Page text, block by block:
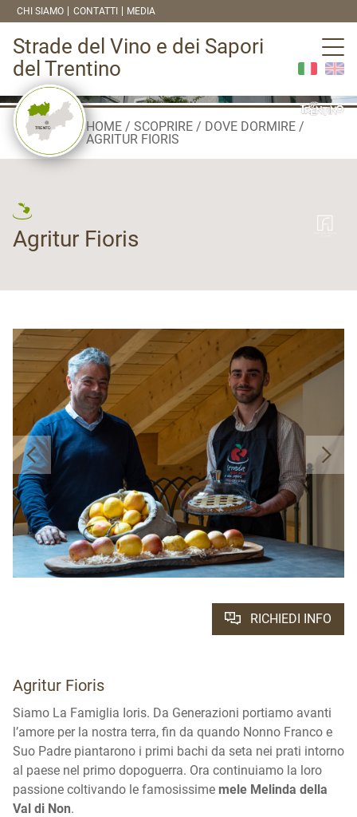
CHI SIAMO CONTATTI MEDIA
Strade del Vino e dei Sapori
del Trentino
HOME SCOPRIRE
DOVE DORMIRE
AGRITUR FIORIS
Agritur Fioris
RICHIEDI INFO
Agritur Fioris
Siamo La Famiglia Ioris. Da Generazioni portiamo avanti
l’amore per la nostra terra, fin da quando Nonno Franco e
Suo Padre piantarono i primi bachi da seta nei prati intorno
al paese nel primo dopoguerra. Ora continuiamo la loro
passione coltivando le famosissime mele Melinda della
Val di Non.